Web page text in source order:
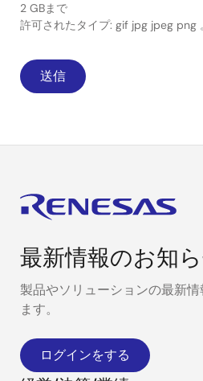
2 GBまで
許可されたタイプ: gif jpg jpeg png 。
最新情報のお知
製品やソリューションの最新
ます。
ログインをする